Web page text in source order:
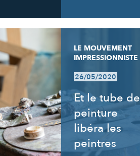
LE MOUVEMENT
IMPRESSIONNISTE
26/05/2020
Et le tube de
peinture
libéra les
peintres